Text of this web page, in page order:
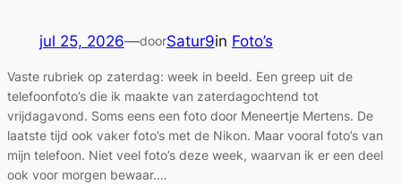
jul 25, 2026—doorSatur9in Foto’s
Vaste rubriek op zaterdag: week in beeld. Een greep uit de
telefoonfoto’s die ik maakte van zaterdagochtend tot
vrijdagavond. Soms eens een foto door Meneertje Mertens. De
laatste tijd ook vaker foto’s met de Nikon. Maar vooral foto’s van
mijn telefoon. Niet veel foto’s deze week, waarvan ik er een deel
ook voor morgen bewaar.…